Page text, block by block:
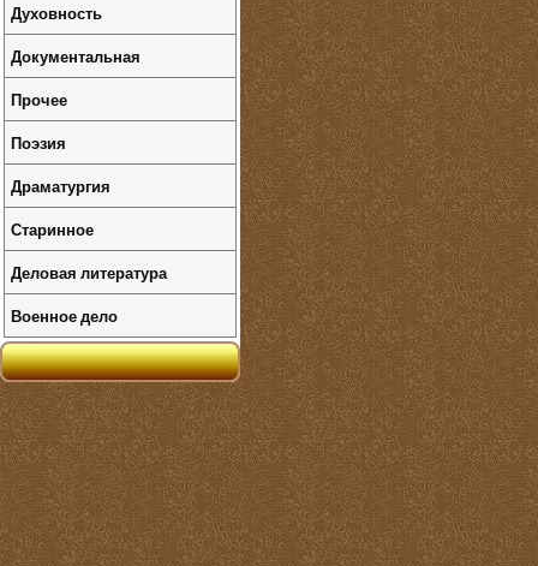
Духовность
Документальная
Прочее
Поэзия
Драматургия
Старинное
Деловая литература
Военное дело